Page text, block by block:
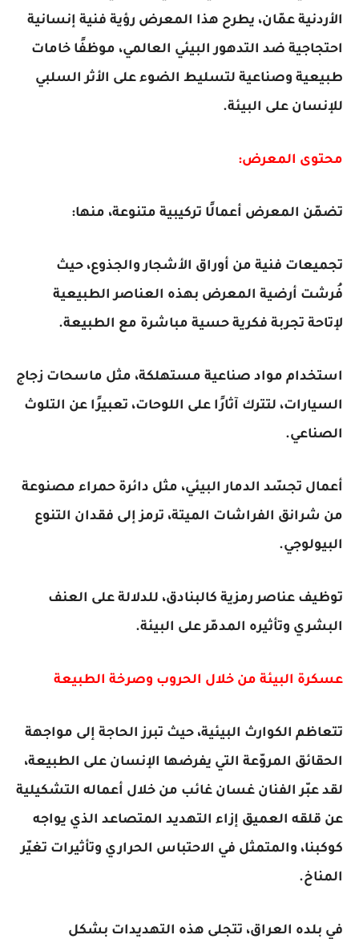
الأردنية عمّان، يطرح هذا المعرض رؤية فنية إنسانية
احتجاجية ضد التدهور البيئي العالمي، موظفًا خامات
طبيعية وصناعية لتسليط الضوء على الأثر السلبي
للإنسان على البيئة.
محتوى المعرض:
تضمّن المعرض أعمالًا تركيبية متنوعة، منها:
تجميعات فنية من أوراق الأشجار والجذوع، حيث
فُرشت أرضية المعرض بهذه العناصر الطبيعية
لإتاحة تجربة فكرية حسية مباشرة مع الطبيعة.
استخدام مواد صناعية مستهلكة، مثل ماسحات زجاج
السيارات، لتترك آثارًا على اللوحات، تعبيرًا عن التلوث
الصناعي.
أعمال تجسّد الدمار البيئي، مثل دائرة حمراء مصنوعة
من شرانق الفراشات الميتة، ترمز إلى فقدان التنوع
البيولوجي.
توظيف عناصر رمزية كالبنادق، للدلالة على العنف
البشري وتأثيره المدمّر على البيئة.
عسكرة البيئة من خلال الحروب وصرخة الطبيعة
تتعاظم الكوارث البيئية، حيث تبرز الحاجة إلى مواجهة
الحقائق المروّعة التي يفرضها الإنسان على الطبيعة،
لقد عبّر الفنان غسان غائب من خلال أعماله التشكيلية
عن قلقه العميق إزاء التهديد المتصاعد الذي يواجه
كوكبنا، والمتمثل في الاحتباس الحراري وتأثيرات تغيّر
المناخ.
في بلده العراق، تتجلى هذه التهديدات بشكل